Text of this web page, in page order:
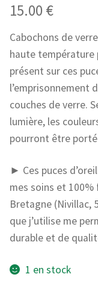
15.00 €
Cabochons de
haute température
présent sur ces
l’emprisonnement
couches de verre.
lumière, les
pourront être
► Ces puces
mes soins et
Bretagne (Nivillac,
que j’utilise me
durable et de
1 en stock